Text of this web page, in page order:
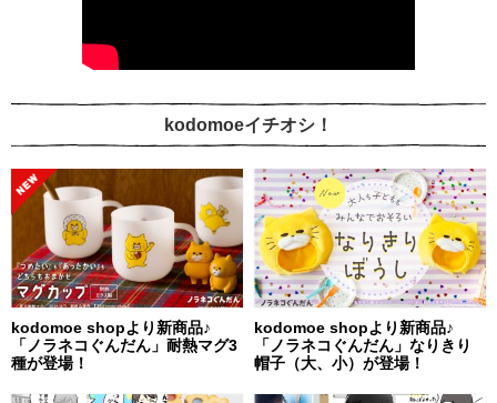
kodomoeイチオシ！
kodomoe shopより新商品♪
「ノラネコぐんだん」耐熱マグ3
種が登場！
kodomoe shopより新商品♪
「ノラネコぐんだん」なりきり
帽子（大、小）が登場！